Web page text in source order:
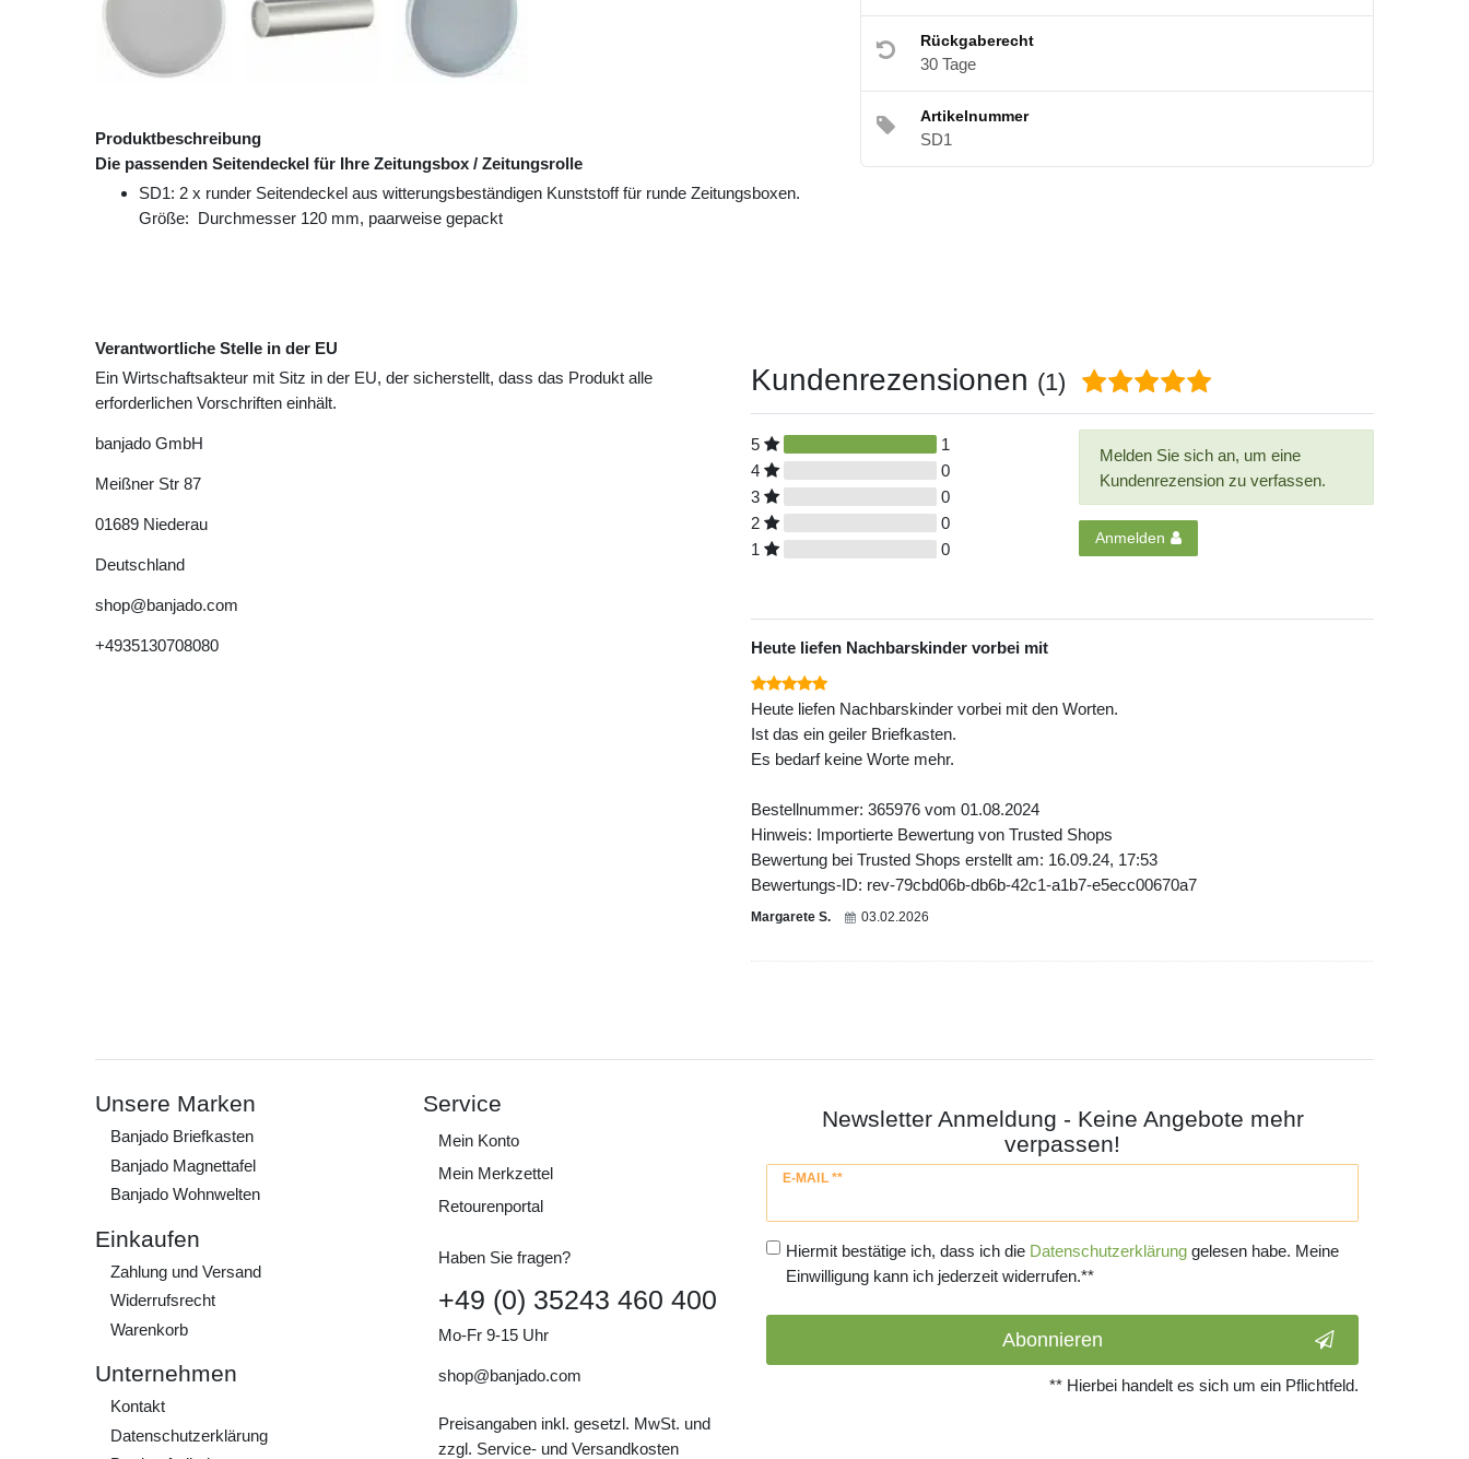
Produktbeschreibung
Die passenden Seitendeckel für Ihre Zeitungsbox / Zeitungsrolle
SD1: 2 x runder Seitendeckel aus witterungsbeständigen Kunststoff für runde Zeitungsboxen.
Größe: Durchmesser 120 mm, paarweise gepackt
Rückgaberecht
30 Tage
Artikelnummer
SD1
Verantwortliche Stelle in der EU
Ein Wirtschaftsakteur mit Sitz in der EU, der sicherstellt, dass das Produkt alle
erforderlichen Vorschriften einhält.
banjado GmbH
Meißner Str 87
01689 Niederau
Deutschland
shop@banjado.com
+4935130708080
Kundenrezensionen (1)
5
1
4
0
3
0
2
0
1
0
Melden Sie sich an, um eine
Kundenrezension zu verfassen.
Anmelden
Heute liefen Nachbarskinder vorbei mit
Heute liefen Nachbarskinder vorbei mit den Worten.
Ist das ein geiler Briefkasten.
Es bedarf keine Worte mehr.
Bestellnummer: 365976 vom 01.08.2024
Hinweis: Importierte Bewertung von Trusted Shops
Bewertung bei Trusted Shops erstellt am: 16.09.24, 17:53
Bewertungs-ID: rev-79cbd06b-db6b-42c1-a1b7-e5ecc00670a7
Margarete S. 03.02.2026
Unsere Marken
Banjado Briefkasten
Banjado Magnettafel
Banjado Wohnwelten
Einkaufen
Zahlung und Versand
Widerrufs­recht
Warenkorb
Unternehmen
Kontakt
Daten­schutz­erklärung
Service
Mein Konto
Mein Merkzettel
Retourenportal
Haben Sie fragen?
+49 (0) 35243 460 400
Mo-Fr 9-15 Uhr
shop@banjado.com
Preisangaben inkl. gesetzl. MwSt. und
zzgl. Service- und Versandkosten
Newsletter Anmeldung - Keine Angebote mehr
verpassen!
E-MAIL **
Newsletter
Hiermit bestätige ich, dass ich die Daten­schutz­erklärunggelesen habe. Meine
Einwilligung kann ich jederzeit widerrufen.**
Abonnieren
** Hierbei handelt es sich um ein Pflichtfeld.